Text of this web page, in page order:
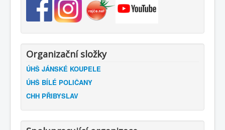
Organizační složky
ÚHŠ JÁNSKÉ KOUPELE
ÚHŠ BÍLÉ POLIČANY
CHH PŘIBYSLAV